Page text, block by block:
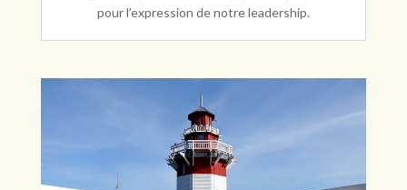
pour l’expression de notre leadership.